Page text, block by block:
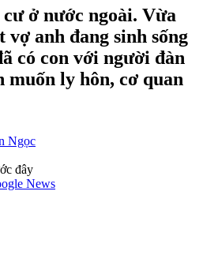
ở nước ngoài. Vừa
vợ anh đang sinh sống
có con với người đàn
muốn ly hôn, cơ quan
Ngọc
đây